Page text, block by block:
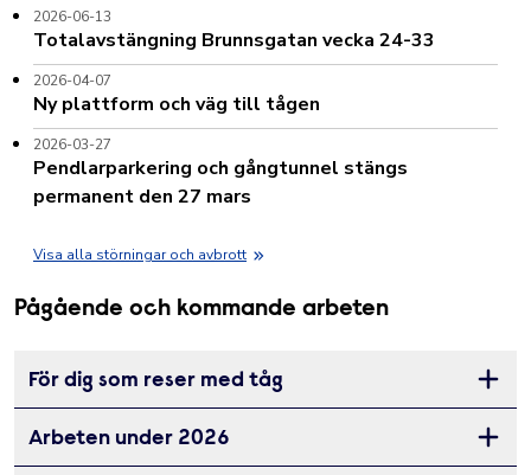
2026-06-13
Totalavstängning Brunnsgatan vecka 24-33
2026-04-07
Ny plattform och väg till tågen
2026-03-27
Pendlarparkering och gångtunnel stängs
permanent den 27 mars
Visa alla störningar och avbrott
Pågående och kommande arbeten
För dig som reser med tåg
Arbeten under 2026